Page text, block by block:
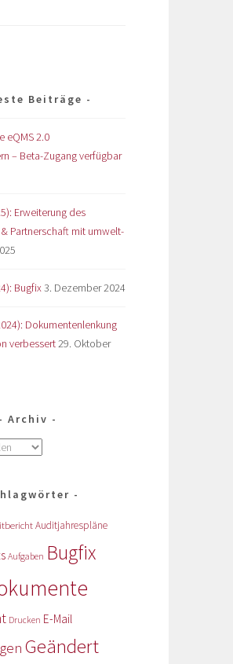
Beiträge
eQMS 2.0
– Beta-Zugang verfügbar
Erweiterung des
Partnerschaft mit umwelt-
Bugfix 3. Dezember 2024
Dokumentenlenkung
verbessert29. Oktober
Archiv
Auditjahrespläne
Aufgaben Bugfix
Drucken E-Mail
Geändert